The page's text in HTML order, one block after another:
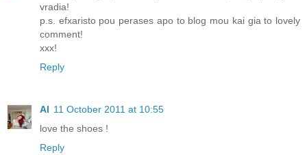
vradia!
p.s. efxaristo pou perases apo to blog mou kai gia to lovely
comment!
xxx!
Reply
Al 11 October 2011 at 10:55
love the shoes !
Reply